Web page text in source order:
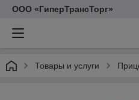
ООО «ГиперТрансТорг»
Товары и услуги